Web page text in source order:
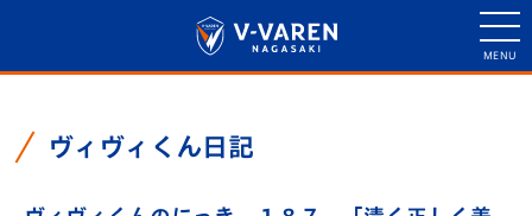
ヴィヴィくん日記